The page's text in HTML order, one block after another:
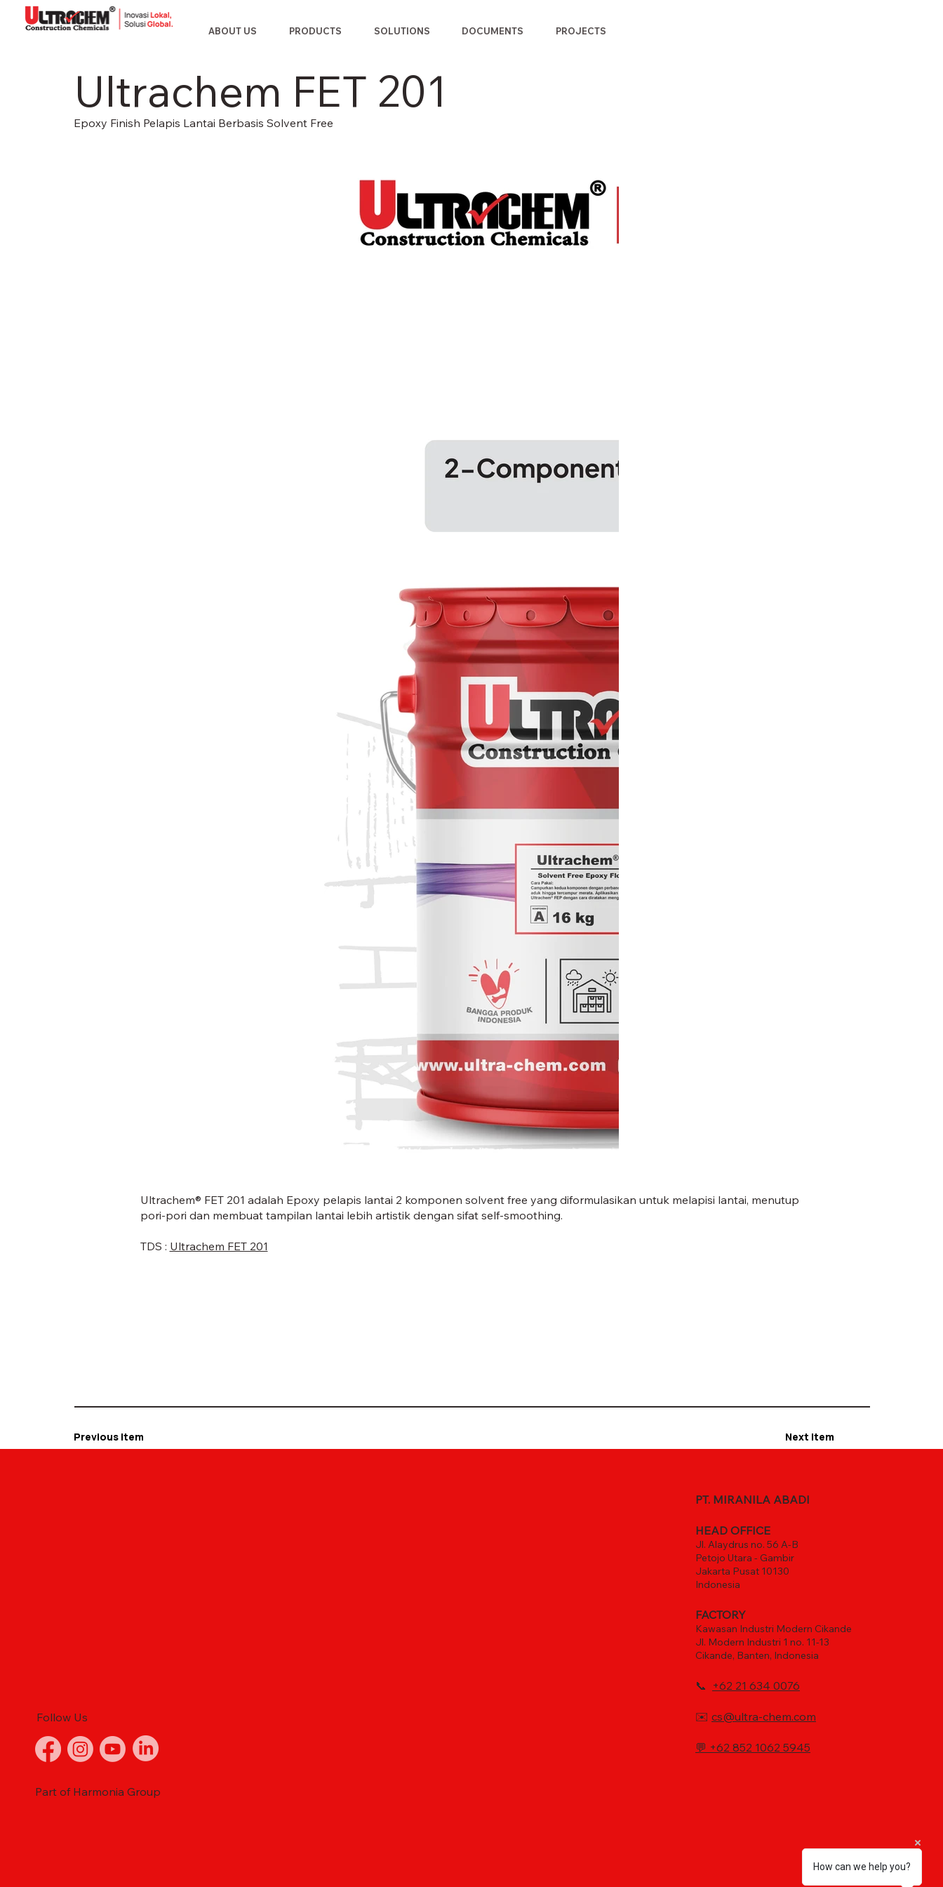
ABOUT US PRODUCTS SOLUTIONS DOCUMENTS PROJECTS
Ultrachem FET 201
Epoxy Finish Pelapis Lantai Berbasis Solvent Free
FET 201-01.jpg
Ultrachem® FET 201 adalah Epoxy pelapis lantai 2 komponen solvent free yang diformulasikan untuk melapisi lantai, menutup
pori-pori dan membuat tampilan lantai lebih artistik dengan sifat self-smoothing.
TDS : Ultrachem FET 201
Previous Item Next Item
Follow Us
Part of Harmonia Group
PT. MIRANILA ABADI
HEAD OFFICE
Jl. Alaydrus no. 56 A-B
Petojo Utara - Gambir
Jakarta Pusat 10130
Indonesia
FACTORY
Kawasan Industri Modern Cikande
Jl. Modern Industri 1 no. 11-13
Cikande, Banten, Indonesia
📞 +62 21 634 0076
✉️ cs@ultra-chem.com
💬 +62 852 1062 5945
How can we help you?